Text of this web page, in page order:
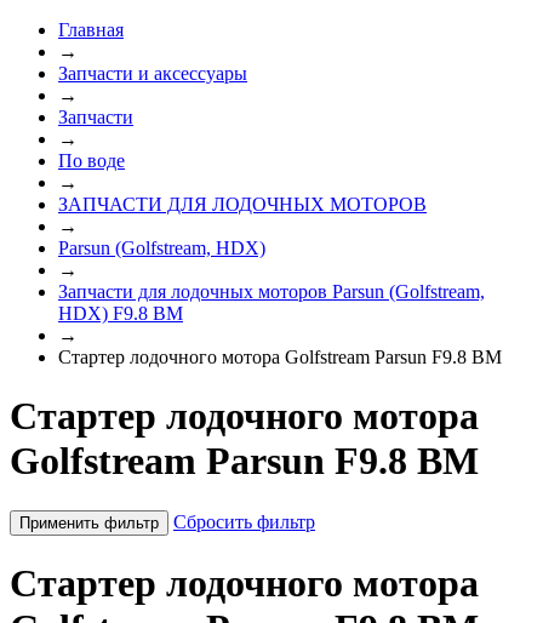
Главная
→
Запчасти и аксессуары
→
Запчасти
→
По воде
→
ЗАПЧАСТИ ДЛЯ ЛОДОЧНЫХ МОТОРОВ
→
Parsun (Golfstream, HDX)
→
Запчасти для лодочных моторов Parsun (Golfstream,
HDX) F9.8 BM
→
Стартер лодочного мотора Golfstream Parsun F9.8 BM
Стартер лодочного мотора
Golfstream Parsun F9.8 BM
Применить фильтр Сбросить фильтр
Стартер лодочного мотора